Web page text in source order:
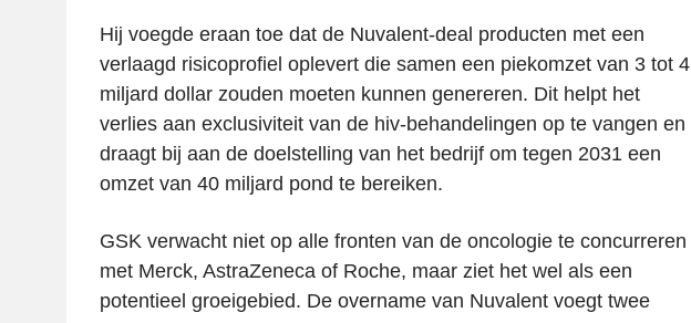
Hij voegde eraan toe dat de Nuvalent-deal producten met een
verlaagd risicoprofiel oplevert die samen een piekomzet van 3 tot 4
miljard dollar zouden moeten kunnen genereren. Dit helpt het
verlies aan exclusiviteit van de hiv-behandelingen op te vangen en
draagt bij aan de doelstelling van het bedrijf om tegen 2031 een
omzet van 40 miljard pond te bereiken.
GSK verwacht niet op alle fronten van de oncologie te concurreren
met Merck, AstraZeneca of Roche, maar ziet het wel als een
potentieel groeigebied. De overname van Nuvalent voegt twee